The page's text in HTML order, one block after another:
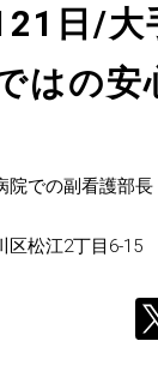
日/大
はの安
院での副看護部長
区松江2丁目6-15